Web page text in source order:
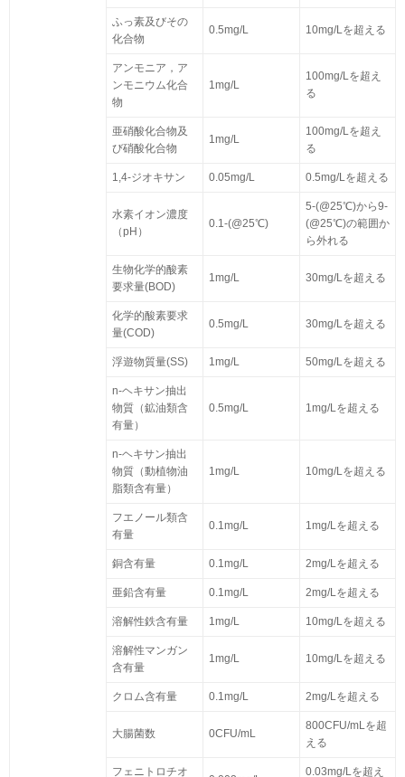
ふっ素及びその
化合物
0.5mg/L 10mg/Lを超える
アンモニア，ア
ンモニウム化合
物
1mg/L
100mg/Lを超え
る
亜硝酸化合物及
び硝酸化合物
1mg/L
100mg/Lを超え
る
1,4-ジオキサン 0.05mg/L 0.5mg/Lを超える
水素イオン濃度
（pH）
0.1-(@25℃)
5-(@25℃)から9-
(@25℃)の範囲か
ら外れる
生物化学的酸素
要求量(BOD)
1mg/L 30mg/Lを超える
化学的酸素要求
量(COD)
0.5mg/L 30mg/Lを超える
浮遊物質量(SS) 1mg/L 50mg/Lを超える
n-ヘキサン抽出
物質（鉱油類含
有量）
0.5mg/L 1mg/Lを超える
n-ヘキサン抽出
物質（動植物油
脂類含有量）
1mg/L 10mg/Lを超える
フエノール類含
有量
0.1mg/L 1mg/Lを超える
銅含有量 0.1mg/L 2mg/Lを超える
亜鉛含有量 0.1mg/L 2mg/Lを超える
溶解性鉄含有量 1mg/L 10mg/Lを超える
溶解性マンガン
含有量
1mg/L 10mg/Lを超える
クロム含有量 0.1mg/L 2mg/Lを超える
大腸菌数 0CFU/mL
800CFU/mLを超
える
フェニトロチオ
0.03mg/Lを超え